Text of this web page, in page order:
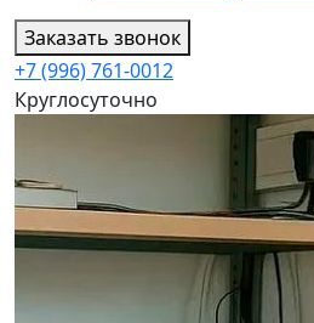
Заказать звонок
+7 (996) 761-0012
Круглосуточно